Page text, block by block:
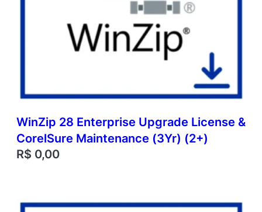
WinZip 28 Enterprise Upgrade License &
CorelSure Maintenance (3Yr) (2+)
R$ 0,00